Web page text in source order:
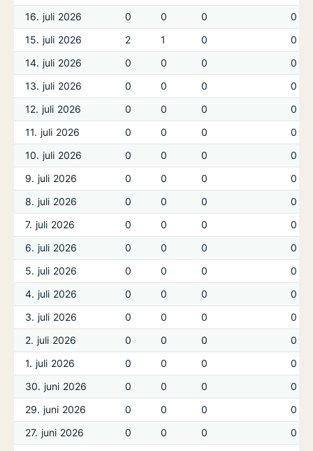
16. juli 2026
0 0 0
0
15. juli 2026
2 1 0
0
14. juli 2026
0 0 0
0
13. juli 2026
0 0 0
0
12. juli 2026
0 0 0
0
11. juli 2026
0 0 0
0
10. juli 2026
0 0 0
0
9. juli 2026
0 0 0
0
8. juli 2026
0 0 0
0
7. juli 2026
0 0 0
0
6. juli 2026
0 0 0
0
5. juli 2026
0 0 0
0
4. juli 2026
0 0 0
0
3. juli 2026
0 0 0
0
2. juli 2026
0 0 0
0
1. juli 2026
0 0 0
0
30. juni 2026
0 0 0
0
29. juni 2026
0 0 0
0
27. juni 2026
0 0 0
0